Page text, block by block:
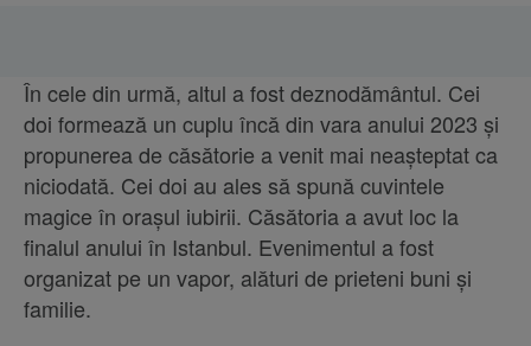
În cele din urmă, altul a fost deznodământul. Cei
doi formează un cuplu încă din vara anului 2023 și
propunerea de căsătorie a venit mai neașteptat ca
niciodată. Cei doi au ales să spună cuvintele
magice în orașul iubirii. Căsătoria a avut loc la
finalul anului în Istanbul. Evenimentul a fost
organizat pe un vapor, alături de prieteni buni și
familie.